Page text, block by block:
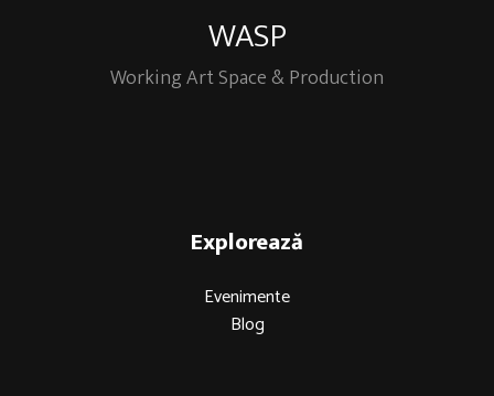
WASP
Working Art Space & Production
Explorează
Evenimente
Blog